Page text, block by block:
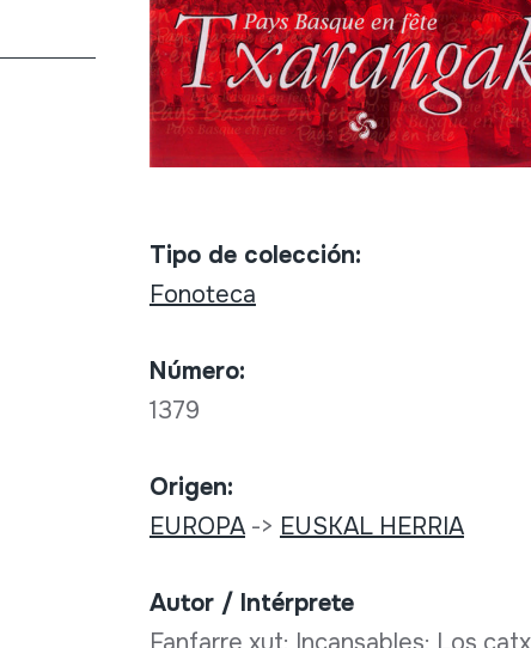
Tipo de colección:
Fonoteca
Número:
1379
Origen:
EUROPA-> EUSKAL HERRIA
Autor / Intérprete